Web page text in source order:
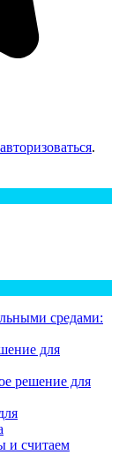
авторизоваться.
средами:
для
решение для
и считаем